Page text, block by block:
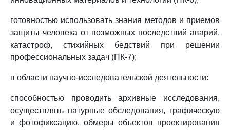
готовностью использовать знания методов и приемов
защиты человека от возможных последствий аварий,
катастроф, стихийных бедствий при решении
профессиональных задач (ПК-7);
в области научно-исследовательской деятельности:
способностью проводить архивные исследования,
осуществлять натурные обследования, графическую
и фотофиксацию, обмеры объектов проектирования